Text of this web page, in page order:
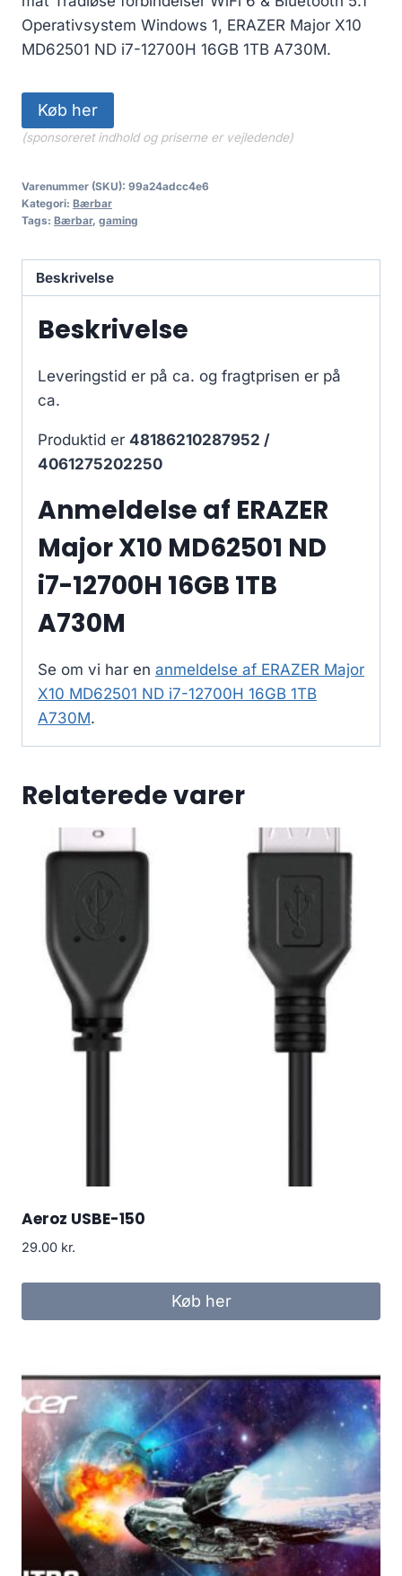
Operativsystem Windows 1, ERAZER Major X10
MD62501 ND i7-12700H 16GB 1TB A730M.
Køb her
(sponsoreret indhold og priserne er vejledende)
Varenummer (SKU): 99a24adcc4e6
Kategori: Bærbar
Tags: Bærbar, gaming
Beskrivelse
Beskrivelse
Leveringstid er på ca. og fragtprisen er på
ca.
Produktid er 48186210287952 /
4061275202250
Anmeldelse af ERAZER
Major X10 MD62501 ND
i7-12700H 16GB 1TB
A730M
Se om vi har en anmeldelse af ERAZER Major
X10 MD62501 ND i7-12700H 16GB 1TB
A730M.
Relaterede varer
Aeroz USBE-150
29.00 kr.
Køb her